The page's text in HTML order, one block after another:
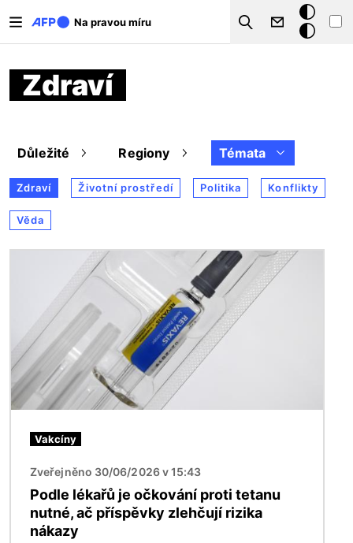
Na pravou míru
Search
Tmavý
režim
Zdraví
Důležité Regiony Témata
Zdraví Životní prostředí Politika Konflikty
Věda
Vakcíny
Zveřejněno 30/06/2026 v 15:43
Podle lékařů je očkování proti tetanu
nutné, ač příspěvky zlehčují rizika
nákazy